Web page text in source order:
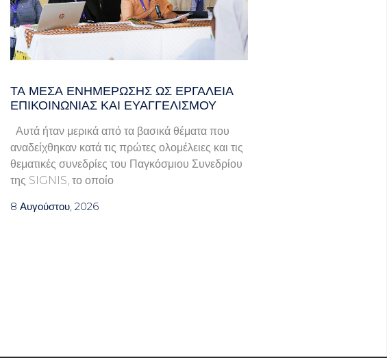
ΤΑ ΜΈΣΑ ΕΝΗΜΈΡΩΣΗΣ ΩΣ ΕΡΓΑΛΕΊΑ
ΕΠΙΚΟΙΝΩΝΊΑΣ ΚΑΙ ΕΥΑΓΓΕΛΙΣΜΟΎ
Αυτά ήταν μερικά από τα βασικά θέματα που
αναδείχθηκαν κατά τις πρώτες ολομέλειες και τις
θεματικές συνεδρίες του Παγκόσμιου Συνεδρίου
της SIGNIS, το οποίο
8 Αυγούστου, 2026